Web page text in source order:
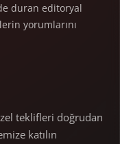
duran editoryal
yorumlarını
teklifleri doğrudan
katılın